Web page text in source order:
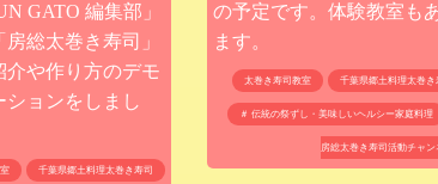
GATO 編集部」
総太巻き寿司」
介や作り方のデモ
ションをしまし
千葉県郷土料理太巻き寿司
の予定です。体験教室も
ます。
太巻き寿司教室 千葉県郷土料理太巻き
＃ 伝統の祭ずし・美味しいヘルシー家庭料理
房総太巻き寿司活動チャン